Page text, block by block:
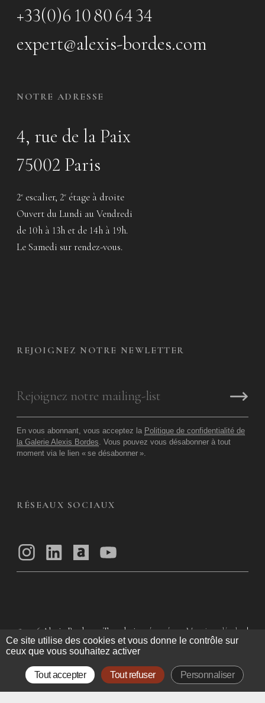
+33(0)6 10 80 64 34
expert@alexis-bordes.com
NOTRE ADRESSE
4, rue de la Paix
75002 Paris
2e escalier, 2e étage à droite
Ouvert du Lundi au Vendredi
de 10h à 13h et de 14h à 19h.
Le Samedi sur rendez-vous.
REJOIGNEZ NOTRE NEWLETTER
En vous abonnant, vous acceptez la Politique de confidentialité de
la Galerie Alexis Bordes . Vous pouvez vous désabonner à tout
moment via le lien « se désabonner ».
RÉSEAUX SOCIAUX
© 2026 Alexis Bordes — Tous droits réservés Mentions légales
|
Politique de confidentialité |Conditions Générales d’utilisation
Conditions Générales de Vente
Ce site utilise des cookies et vous donne le contrôle sur
ceux que vous souhaitez activer
Tout accepter Tout refuser Personnaliser